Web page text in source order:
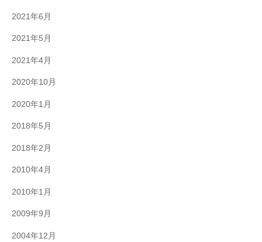
2021年6月
2021年5月
2021年4月
2020年10月
2020年1月
2018年5月
2018年2月
2010年4月
2010年1月
2009年9月
2004年12月